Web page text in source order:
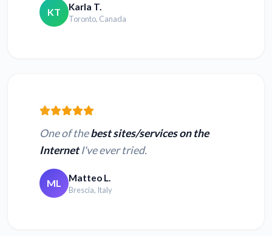
KT Karla T.
Toronto, Canada
One of thebest sites/services on the
InternetI've ever tried.
ML Matteo L.
Brescia, Italy